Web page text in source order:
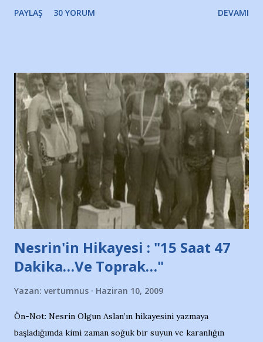
irkildim.. "Bursasporlu taraftarlar, İstanbul takımlarının
ve ürünlerini Bursa şehrinde görmek istemediklerini bir
protesto eylemiyle açıkladıklarını bildiriyordu.. Bu grup
adına açıklama yapan şahsı muhterem(!) ''Açık ve net olarak
söylüyoruz. Bu son uyarımızdır. Bunun yanısıra, bu takımlara
ait tanıtıcı ilanların asılmasına izin veren Bursa Büyükşehir
Belediyesi ile mağazaların bulunduğu alışveriş merkezlerini
de kınıyoruz'' diye de eklemiş .. Blogumuzda okuduğum bu
yazının hemen ardından bu habe...
PAYLAŞ 30 YORUM DEVAMI
Nesrin'in Hikayesi : "15 Saat 47
Dakika…Ve Toprak…"
Yazan: vertumnus Haziran 10, 2009
Ön-Not: Nesrin Olgun Aslan’ın hikayesini yazmaya
başladığımda kimi zaman soğuk bir suyun ve karanlığın